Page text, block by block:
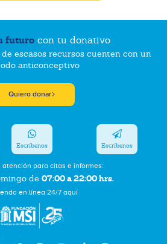
futurocon tu donativo
escasos recursos cuenten con un
anticonceptivo
Quiero donar
atención para citas e informes:
de 07:00 a 22:00 hrs.
en línea 24/7 aquí
Escríbenos Escríbenos